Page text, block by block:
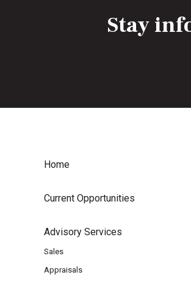
Stay
Home
Current Opportunities
Advisory Services
Sales
Appraisals